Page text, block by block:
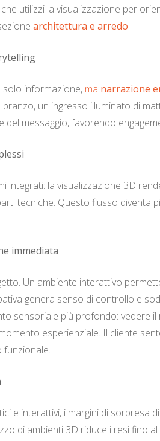
utilizzi la visualizzazione per
architettura e arredo.
informazione, ma narrazione
un ingresso illuminato di
messaggio, favorendo
integrati: la visualizzazione 3D
tecniche. Questo flusso
immediata
Un ambiente interattivo
genera senso di controllo e
sensoriale più profondo: vedere
esperienziale. Il cliente
funzionale.
e interattivi, i margini di
di ambienti 3D riduce i resi fino